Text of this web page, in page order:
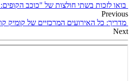
בואו לזכות בשתי חולצות של "כוכב
Previous
מדריך: כל האירועים המרכזיים של קומיק קון
Next